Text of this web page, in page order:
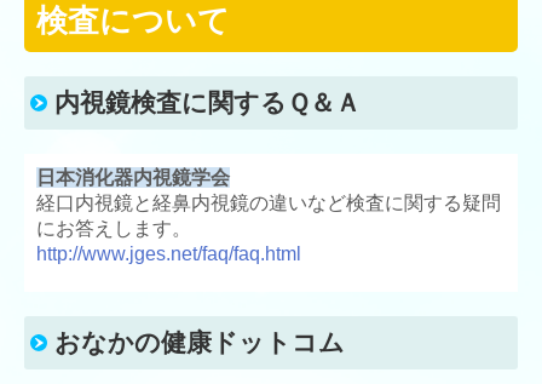
検査について
内視鏡検査に関するＱ＆Ａ
日本消化器内視鏡学会
経口内視鏡と経鼻内視鏡の違いなど検査に関する疑問
にお答えします。
http://www.jges.net/faq/faq.html
おなかの健康ドットコム